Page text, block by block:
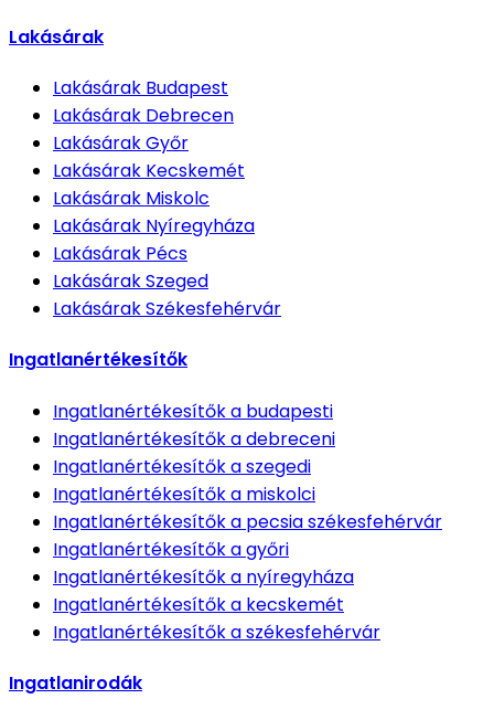
Lakásárak
Lakásárak Budapest
Lakásárak Debrecen
LakásárakGyőr
Lakásárak Kecskemét
Lakásárak Miskolc
Lakásárak Nyíregyháza
Lakásárak Pécs
LakásárakSzeged
LakásárakSzékesfehérvár
Ingatlanértékesítők
Ingatlanértékesítőka budapesti
Ingatlanértékesítőka debreceni
Ingatlanértékesítőka szegedi
Ingatlanértékesítőka miskolci
Ingatlanértékesítőka pecsia székesfehérvár
Ingatlanértékesítőka győri
Ingatlanértékesítőka nyíregyháza
Ingatlanértékesítőka kecskemét
Ingatlanértékesítőka székesfehérvár
Ingatlanirodák